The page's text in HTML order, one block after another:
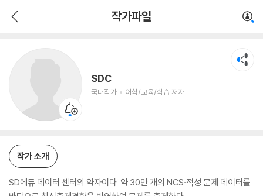
작가파일
SDC
국내작가 어학/교육/학습 저자
어학/교육/학습 저자
작가 소개
SD에듀 데이터 센터의 약자이다. 약 30만 개의 NCS·적성 문제 데이터를